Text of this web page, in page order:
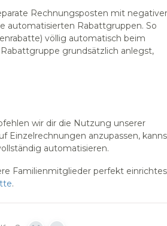
Rechnungsposten mit
automatisierten Rabattgruppen. So
völlig automatisch beim
grundsätzlich anlegst,
wir dir die Nutzung unserer
Einzelrechnungen anzupassen,
automatisieren.
Familienmitglieder perfekt
.